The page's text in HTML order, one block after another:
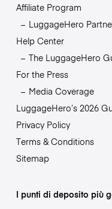
Affiliate Program
LuggageHero
Help Center
The LuggageHero
For the Press
Media Coverage
LuggageHero’s 2026
Privacy Policy
Terms & Conditions
Sitemap
I punti di deposito più